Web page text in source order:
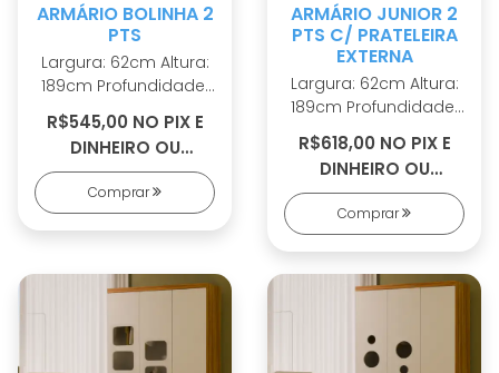
ARMÁRIO BOLINHA 2
PTS
Largura: 62cm Altura:
189cm Profundidade:
42cm 100% MDF
Cabideiro metálico
Puxadores em ABS 2
opções de rodapé
Corrediças
telescópicas Portas
Sistema
antitombamento
R$545,00 NO PIX E
DINHEIRO OU
R$584,00 EM 5X S/
JUROS
Comprar
ARMÁRIO JUNIOR 2
PTS C/ PRATELEIRA
EXTERNA
Largura: 62cm Altura:
189cm Profundidade:
42cm 100% MDF
Cabideiro metálico
Puxadores em ABS 2
opções de rodapé
Corrediças
telescópicas Sistema
antitombamento
R$618,00 NO PIX E
DINHEIRO OU
R$668,00 EM 6X S/
JUROS
Comprar